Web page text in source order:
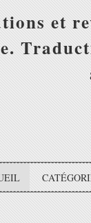
et